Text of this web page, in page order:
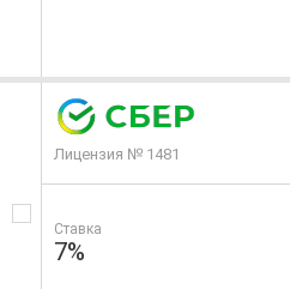
Лицензия № 1481
Ставка
7%